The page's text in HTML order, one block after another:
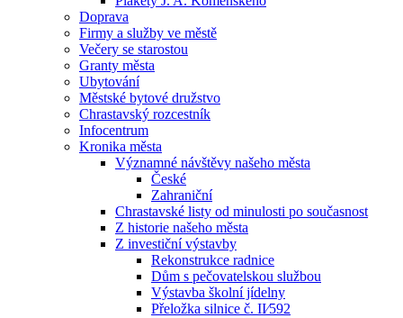
Doprava
Firmy a služby ve městě
Večery se starostou
Granty města
Ubytování
Městské bytové družstvo
Chrastavský rozcestník
Infocentrum
Kronika města
Významné návštěvy našeho města
České
Zahraniční
Chrastavské listy od minulosti po současnost
Z historie našeho města
Z investiční výstavby
Rekonstrukce radnice
Dům s pečovatelskou službou
Výstavba školní jídelny
Přeložka silnice č. II⁄592